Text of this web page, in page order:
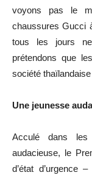
voyons pas le
chaussures Gucci
tous les jours
prétendons que
société thaïlandaise
Une jeunesse
Acculé dans
audacieuse, le
d’état d’urgence